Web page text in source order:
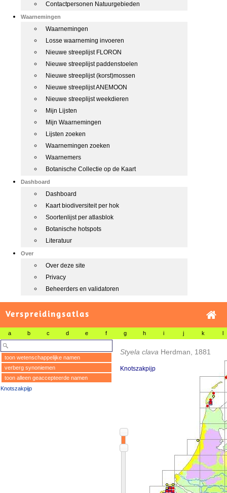
Contactpersonen Natuurgebieden
Waarnemingen
Waarnemingen
Losse waarneming invoeren
Nieuwe streeplijst FLORON
Nieuwe streeplijst paddenstoelen
Nieuwe streeplijst (korst)mossen
Nieuwe streeplijst ANEMOON
Nieuwe streeplijst weekdieren
Mijn Lijsten
Mijn Waarnemingen
Lijsten zoeken
Waarnemingen zoeken
Waarnemers
Botanische Collectie op de Kaart
Dashboard
Dashboard
Kaart biodiversiteit per hok
Soortenlijst per atlasblok
Botanische hotspots
Literatuur
Over
Over deze site
Privacy
Beheerders en validatoren
Verspreidingsatlas
a b c d e f g h i j k l
toon wetenschappelijke namen
verberg synoniemen
toon alleen geaccepteerde namen
Knotszakpijp
Styela clava Herdman, 1881
Knotszakpijp